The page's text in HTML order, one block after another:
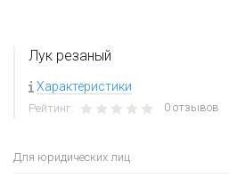
Лук резаный
Характеристики
Рейтинг: 0 отзывов
Для юридических лиц